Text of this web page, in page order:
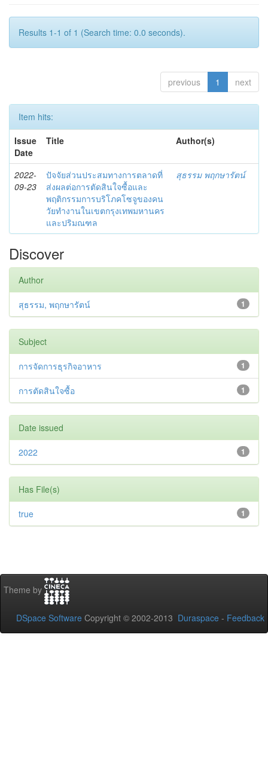
Results 1-1 of 1 (Search time: 0.0 seconds).
previous 1 next
Item hits:
Issue
Date
Title Author(s)
2022-
09-23
ปัจจัยส่วนประสมทางการตลาดที่
ส่งผลต่อการตัดสินใจซื้อและ
พฤติกรรมการบริโภคโซจูของคน
วัยทำงานในเขตกรุงเทพมหานคร
และปริมณฑล
สุธรรม พฤกษารัตน์
Discover
Author
1
สุธรรม, พฤกษารัตน์
Subject
1
การจัดการธุรกิจอาหาร
1
การตัดสินใจซื้อ
Date issued
1
2022
Has File(s)
1
true
Theme by
DSpace Software Copyright © 2002-2013 Duraspace - Feedback